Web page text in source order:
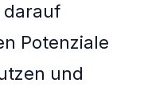
darauf
Potenziale
und